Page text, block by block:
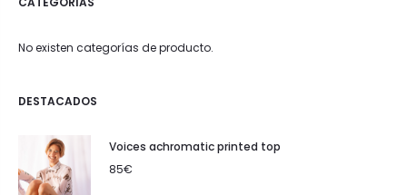
No existen categorías de producto.
DESTACADOS
Voices achromatic printed top
85€